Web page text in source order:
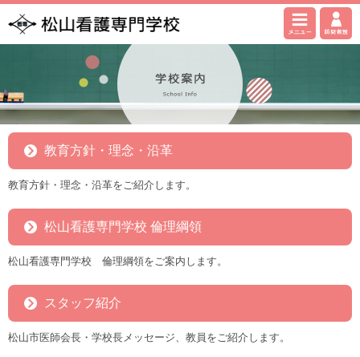
教育方針・理念・沿革
教育方針・理念・沿革をご紹介します。
松山看護専門学校 倫理綱領
松山看護専門学校 倫理綱領をご案内します。
スタッフ紹介
松山市医師会長・学校長メッセージ、教員をご紹介します。